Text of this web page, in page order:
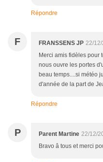
Répondre
F FRANSSENS JP 22/
Merci amis fidèles pour
nous ouvre les portes
beau temps....si météo
d'année de la part de
Répondre
P Parent Martine 22/12/
Bravo â tous et merci